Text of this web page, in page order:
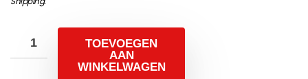
TOEVOEGEN
AAN
WINKELWAGEN